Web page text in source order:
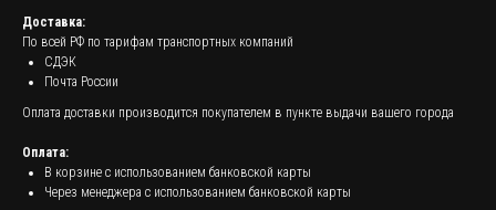
Доставка:
По всей РФ по тарифам транспортных компаний
СДЭК
Почта России
Оплата доставки производится покупателем в пункте выдачи вашего города
Оплата:
В корзине с использованием банковской карты
Через менеджера с использованием банковской карты